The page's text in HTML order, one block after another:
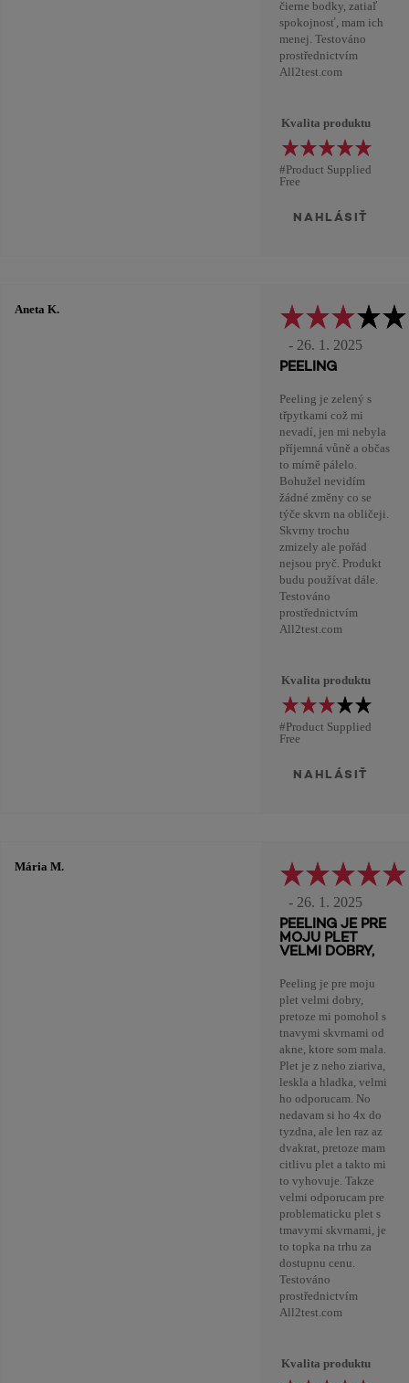
čierne bodky, zatiaľ
spokojnosť, mam ich
menej. Testováno
prostřednictvím
All2test.com
Kvalita produktu
#Product Supplied
Free
NAHLÁSIŤ
Aneta K.
- 26. 1. 2025
PEELING
Peeling je zelený s
třpytkami což mi
nevadí, jen mi nebyla
příjemná vůně a občas
to mírně pálelo.
Bohužel nevidím
žádné změny co se
týče skvrn na obličeji.
Skvrny trochu
zmizely ale pořád
nejsou pryč. Produkt
budu používat dále.
Testováno
prostřednictvím
All2test.com
Kvalita produktu
#Product Supplied
Free
NAHLÁSIŤ
Mária M.
- 26. 1. 2025
PEELING JE PRE
MOJU PLET
VELMI DOBRY,
Peeling je pre moju
plet velmi dobry,
pretoze mi pomohol s
tnavymi skvrnami od
akne, ktore som mala.
Plet je z neho ziariva,
leskla a hladka, velmi
ho odporucam. No
nedavam si ho 4x do
tyzdna, ale len raz az
dvakrat, pretoze mam
citlivu plet a takto mi
to vyhovuje. Takze
velmi odporucam pre
problematicku plet s
tmavymi skvrnami, je
to topka na trhu za
dostupnu cenu.
Testováno
prostřednictvím
All2test.com
Kvalita produktu